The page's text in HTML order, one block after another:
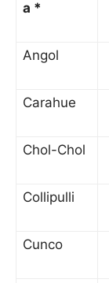
a *
Angol
Carahue
Chol-Chol
Collipulli
Cunco